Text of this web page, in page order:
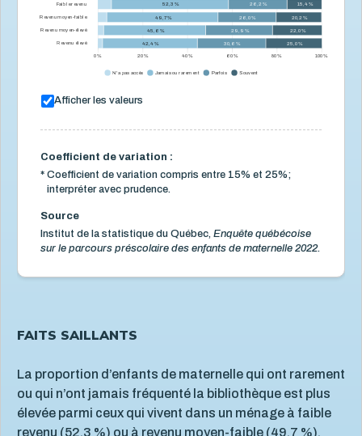
0 % 20 % 40 % 60 % 80 % 100 %
52,3 % 26,2 % 15,4 %
49,7 % 26,0 % 20,2 %
45,6 % 29,9 % 22,0 %
42,4 % 30,6 % 25,0 %
Faible revenu
Revenu moyen-faible
Revenu moyen-élevé
Revenu élevé
N'a pas accès Jamais ou rarement Parfois Souvent
Afficher les valeurs
Coefficient de variation :
* Coefficient de variation compris entre 15% et 25%;
interpréter avec prudence.
Source
Institut de la statistique du Québec, Enquête québécoise
sur le parcours préscolaire des enfants de maternelle 2022.
FAITS SAILLANTS
La proportion d’enfants de maternelle qui ont rarement
ou qui n’ont jamais fréquenté la bibliothèque est plus
élevée parmi ceux qui vivent dans un ménage à faible
revenu (52,3 %) ou à revenu moyen-faible (49,7 %).